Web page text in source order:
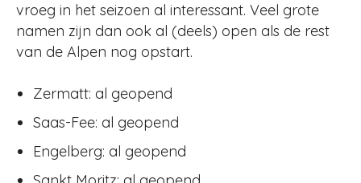
vroeg in het seizoen al interessant. Veel grote
namen zijn dan ook al (deels) open als de rest
van de Alpen nog opstart.
Zermatt: al geopend
Saas-Fee: al geopend
Engelberg: al geopend